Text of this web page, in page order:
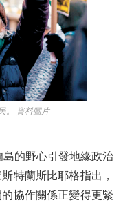
。 資料圖片
的野心引發地緣政治
特蘭斯比耶格指出，
協作關係正變得更緊